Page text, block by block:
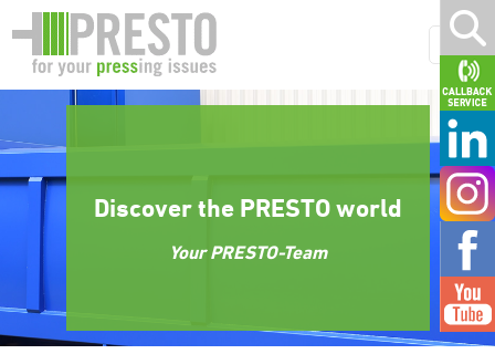
Discover the PRESTO world
Your PRESTO-Team